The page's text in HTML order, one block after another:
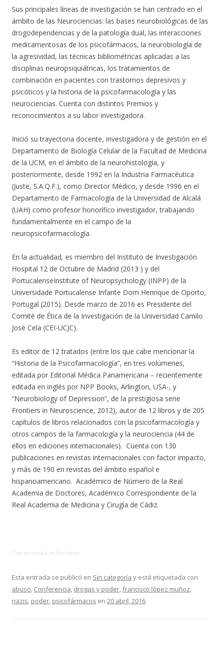
Sus principales líneas de investigación se han centrado en el
ámbito de las Neurociencias: las bases neurobiológicas de las
drogodependencias y de la patología dual, las interacciones
medicamentosas de los psicofármacos, la neurobiología de
la agresividad, las técnicas bibliométricas aplicadas a las
disciplinas neuropsiquiátricas, los tratamientos de
combinación en pacientes con trastornos depresivos y
psicóticos y la historia de la psicofarmacología y las
neurociencias. Cuenta con distintos Premios y
reconocimientos a su labor investigadora.
Inició su trayectoria docente, investigadora y de gestión en el
Departamento de Biología Celular de la Facultad de Medicina
de la UCM, en el ámbito de la neurohistología, y
posteriormente, desde 1992 en la Industria Farmacéutica
(Juste, S.A.Q.F.), como Director Médico, y desde 1996 en el
Departamento de Farmacología de la Universidad de Alcalá
(UAH) como profesor honorífico investigador, trabajando
fundamentalmente en el campo de la
neuropsicofarmacología.
En la actualidad, es miembro del Instituto de Investigación
Hospital 12 de Octubre de Madrid (2013 ) y del
PortucalenseInstitute of Neuropsychology (INPP) de la
Universidade Portucalense Infante Dom Henrique de Oporto,
Portugal (2015). Desde marzo de 2016 es Presidente del
Comité de Ética de la Investigación de la Universidad Camilo
José Cela (CEI-UCJC).
Es editor de 12 tratados (entre los que cabe mencionar la
“Historia de la Psicofarmacología”, en tres volúmenes,
editada por Editorial Médica Panamericana – recientemente
editada en inglés por NPP Books, Arlington, USA-, y
“Neurobiology of Depression”, de la prestigiosa serie
Frontiers in Neuroscience, 2012), autor de 12 libros y de 205
capítulos de libros relacionados con la psicofarmacología y
otros campos de la farmacología y la neurociencia (44 de
ellos en ediciones internacionales). Cuenta con 130
publicaciones en revistas internacionales con factor impacto,
y más de 190 en revistas del ámbito español e
hispanoamericano. Académico de Número de la Real
Academia de Doctores, Académico Correspondiente de la
Real Academia de Medicina y Cirugía de Cádiz.
Con tecnología de Eventbrite
Esta entrada se publicó en Sin categoría y está etiquetada con
abuso, Conferencia, drogas y poder,francisco lópez muñoz,
nazis, poder, psicofármacos en 20 abril, 2016.